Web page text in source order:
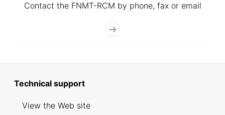
Contact the FNMT-RCM by phone, fax or email
Technical support
View the Web site